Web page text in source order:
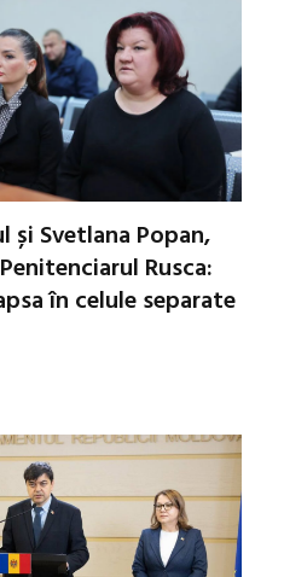
și Svetlana Popan,
Rusca:
în celule separate